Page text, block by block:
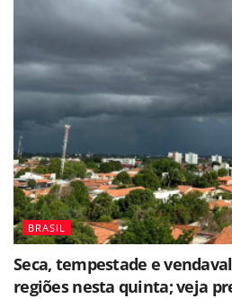
BRASIL
Seca, tempestade e
regiões nesta quinta; veja